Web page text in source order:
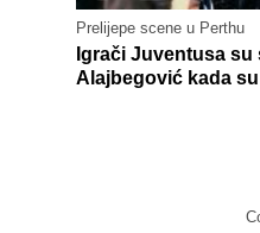
Prelijepe scene u Perthu
Igrači Juventusa
Alajbegović kada